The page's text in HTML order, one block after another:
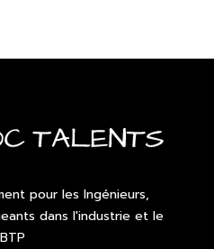
pour les Ingénieurs,
dans l'industrie et le
BTP